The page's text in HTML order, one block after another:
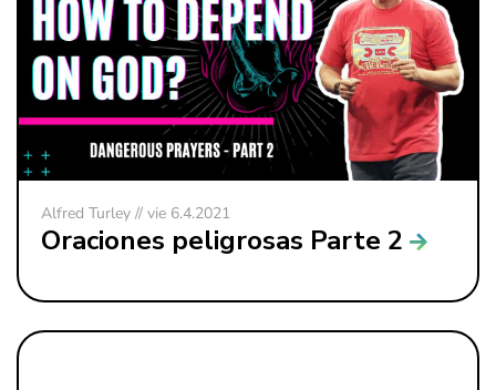
Alfred Turley // vie 6.4.2021
Oraciones peligrosas Parte 2